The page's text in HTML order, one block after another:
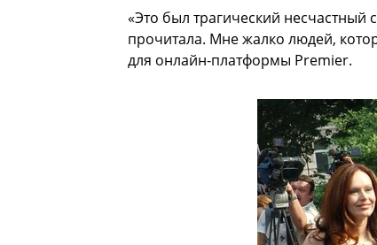
«Это был трагический
прочитала. Мне жалко людей,
для онлайн-платформы Premier.